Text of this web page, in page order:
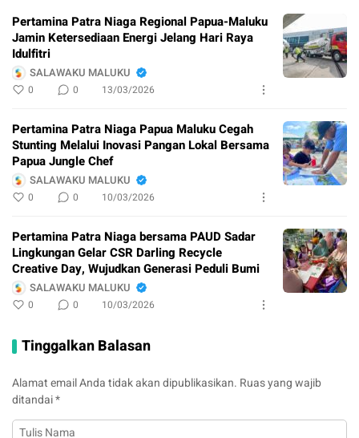
Pertamina Patra Niaga Regional Papua-Maluku
Jamin Ketersediaan Energi Jelang Hari Raya
Idulfitri
SALAWAKU MALUKU
0 0 13/03/2026
Pertamina Patra Niaga Papua Maluku Cegah
Stunting Melalui Inovasi Pangan Lokal Bersama
Papua Jungle Chef
SALAWAKU MALUKU
0 0 10/03/2026
Pertamina Patra Niaga bersama PAUD Sadar
Lingkungan Gelar CSR Darling Recycle
Creative Day, Wujudkan Generasi Peduli Bumi
SALAWAKU MALUKU
0 0 10/03/2026
Tinggalkan Balasan
Alamat email Anda tidak akan dipublikasikan. Ruas yang wajib
ditandai*